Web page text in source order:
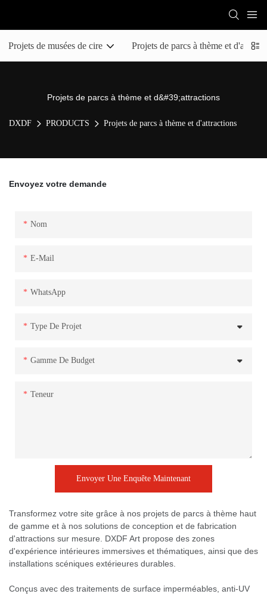
Projets de musées de cire Projets de parcs à thème et
Projets de parcs à thème et d&#39;attractions
DXDF PRODUCTS Projets de parcs à thème et d'attractions
Envoyez votre demande
Nom
E-Mail
WhatsApp
Type De Projet
Gamme De Budget
Teneur
Envoyer Une Enquête Maintenant
Transformez votre site grâce à nos projets de parcs à thème haut
de gamme et à nos solutions de conception et de fabrication
d'attractions sur mesure. DXDF Art propose des zones
d'expérience intérieures immersives et thématiques, ainsi que des
installations scéniques extérieures durables.
Conçus avec des traitements de surface imperméables, anti-UV